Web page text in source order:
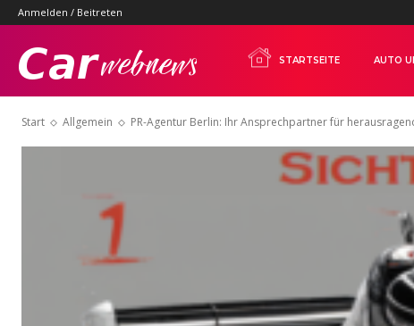
Anmelden / Beitreten
Carwebnews.comSTARTSEITE AUTO
Start Allgemein PR-Agentur Berlin: Ihr Ansprechpartner für